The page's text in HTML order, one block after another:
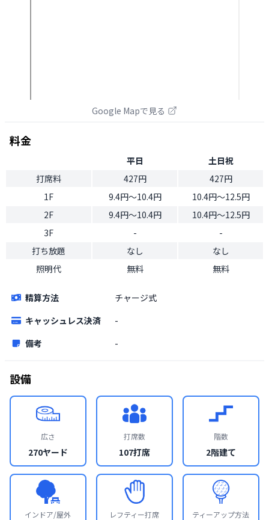
Google Mapで見る
料金
平日
土日祝
打席料
427円
427円
1F
9.4円〜10.4円
10.4円〜12.5円
2F
9.4円〜10.4円
10.4円〜12.5円
3F
-
-
打ち放題
なし
なし
照明代
無料 無料
精算方法
チャージ式
キャッシュレス決済
-
備考
-
設備
広さ
270ヤード
打席数
107打席
階数
2階建て
インドア/屋外 レフティー打席 ティーアップ方法